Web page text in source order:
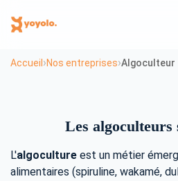
Accueil ›Nos entreprises›Algoculteur
Les algoculteurs
L'algoculture est un métier
alimentaires (spiruline, wakamé,